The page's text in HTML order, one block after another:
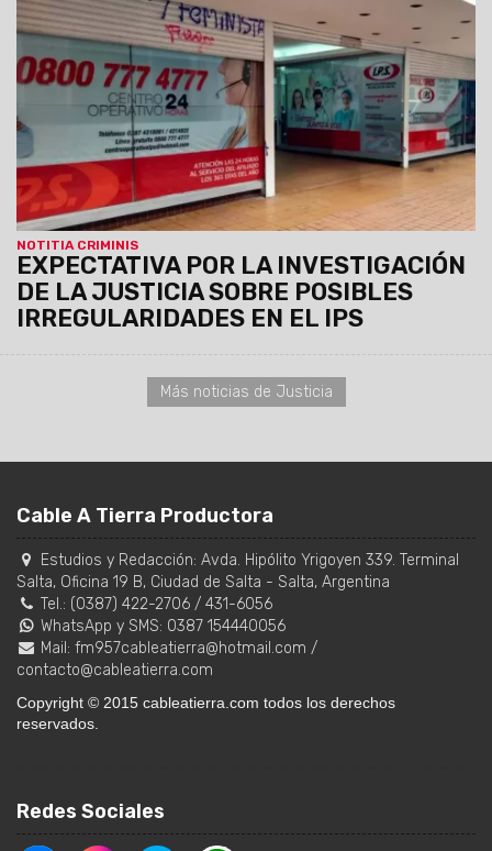
NOTITIA CRIMINIS
EXPECTATIVA POR LA INVESTIGACIÓN
DE LA JUSTICIA SOBRE POSIBLES
IRREGULARIDADES EN EL IPS
inició actuación de oficio por posibles irregularidades en la
Obra Social Provincial.El Ministerio Público Fiscal
reafirmó su compromiso con el control de legalidad y
la protección del patrimonio público.
Más noticias de Justicia
Cable A Tierra Productora
Estudios y Redacción: Avda. Hipólito Yrigoyen 339. Terminal
Salta, Oficina 19 B, Ciudad de Salta - Salta, Argentina
Tel.: (0387) 422-2706 / 431-6056
WhatsApp y SMS: 0387 154440056
Mail: fm957cableatierra@hotmail.com /
contacto@cableatierra.com
Copyright © 2015 cableatierra.com todos los derechos
reservados.
Redes Sociales